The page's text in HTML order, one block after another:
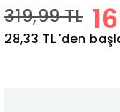
319,99 TL
28,33 TL 'den